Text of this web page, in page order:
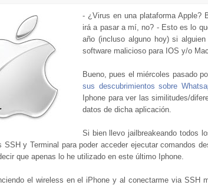
- ¿Virus en una plataforma Apple?
irá a pasar a mí, no? - Esto es lo
año (incluso alguno hoy) si
software malicioso para IOS y/o
Bueno, pues el miércoles pasado
sus descubrimientos sobre
Iphone para ver las similitudes/
datos de dicha aplicación.
Si bien llevo jailbreakeando todos
SSH y Terminal para poder acceder ejecutar comandos
que apenas lo he utilizado en este último Iphone.
el wireless en el iPhone y al conectarme via SSH